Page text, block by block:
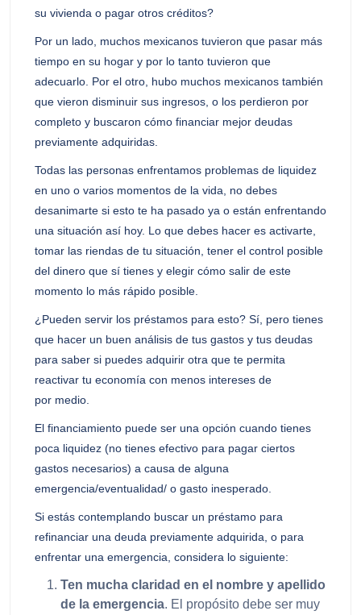
su vivienda o pagar otros créditos?
Por un lado, muchos mexicanos tuvieron que pasar más
tiempo en su hogar y por lo tanto tuvieron que
adecuarlo. Por el otro, hubo muchos mexicanos también
que vieron disminuir sus ingresos, o los perdieron por
completo y buscaron cómo financiar mejor deudas
previamente adquiridas.
Todas las personas enfrentamos problemas de liquidez
en uno o varios momentos de la vida, no debes
desanimarte si esto te ha pasado ya o están enfrentando
una situación así hoy. Lo que debes hacer es activarte,
tomar las riendas de tu situación, tener el control posible
del dinero que sí tienes y elegir cómo salir de este
momento lo más rápido posible.
¿Pueden servir los préstamos para esto? Sí, pero tienes
que hacer un buen análisis de tus gastos y tus deudas
para saber si puedes adquirir otra que te permita
reactivar tu economía con menos intereses de
por medio.
El financiamiento puede ser una opción cuando tienes
poca liquidez (no tienes efectivo para pagar ciertos
gastos necesarios) a causa de alguna
emergencia/eventualidad/ o gasto inesperado.
Si estás contemplando buscar un préstamo para
refinanciar una deuda previamente adquirida, o para
enfrentar una emergencia, considera lo siguiente:
Ten mucha claridad en el nombre y apellido
de la emergencia. El propósito debe ser muy